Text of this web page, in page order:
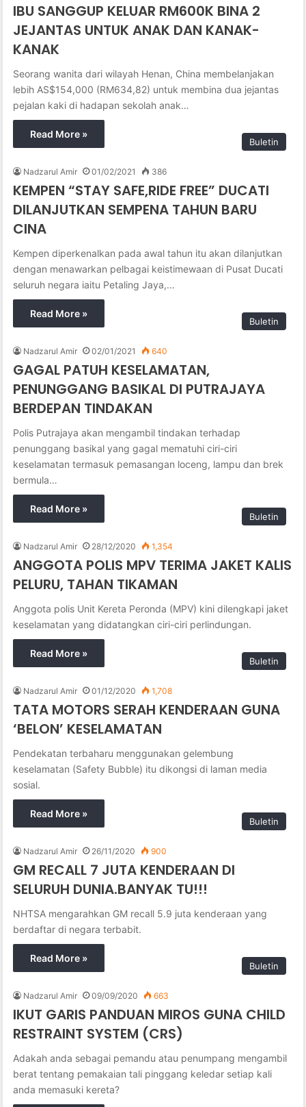
IBU SANGGUP KELUAR RM600K BINA 2
JEJANTAS UNTUK ANAK DAN KANAK-
KANAK
Seorang wanita dari wilayah Henan, China membelanjakan
lebih AS$154,000 (RM634,82) untuk membina dua jejantas
pejalan kaki di hadapan sekolah anak…
Read More »
Buletin
Nadzarul Amir 01/02/2021 386
KEMPEN “STAY SAFE,RIDE FREE” DUCATI
DILANJUTKAN SEMPENA TAHUN BARU
CINA
Kempen diperkenalkan pada awal tahun itu akan dilanjutkan
dengan menawarkan pelbagai keistimewaan di Pusat Ducati
seluruh negara iaitu Petaling Jaya,…
Read More »
Buletin
Nadzarul Amir 02/01/2021 640
GAGAL PATUH KESELAMATAN,
PENUNGGANG BASIKAL DI PUTRAJAYA
BERDEPAN TINDAKAN
Polis Putrajaya akan mengambil tindakan terhadap
penunggang basikal yang gagal mematuhi ciri-ciri
keselamatan termasuk pemasangan loceng, lampu dan brek
bermula…
Read More »
Buletin
Nadzarul Amir 28/12/2020 1,354
ANGGOTA POLIS MPV TERIMA JAKET KALIS
PELURU, TAHAN TIKAMAN
Anggota polis Unit Kereta Peronda (MPV) kini dilengkapi jaket
keselamatan yang didatangkan ciri-ciri perlindungan.
Read More »
Buletin
Nadzarul Amir 01/12/2020 1,708
TATA MOTORS SERAH KENDERAAN GUNA
‘BELON’ KESELAMATAN
Pendekatan terbaharu menggunakan gelembung
keselamatan (Safety Bubble) itu dikongsi di laman media
sosial.
Read More »
Buletin
Nadzarul Amir 26/11/2020 900
GM RECALL 7 JUTA KENDERAAN DI
SELURUH DUNIA.BANYAK TU!!!
NHTSA mengarahkan GM recall 5.9 juta kenderaan yang
berdaftar di negara terbabit.
Read More »
Buletin
Nadzarul Amir 09/09/2020 663
IKUT GARIS PANDUAN MIROS GUNA CHILD
RESTRAINT SYSTEM (CRS)
Adakah anda sebagai pemandu atau penumpang mengambil
berat tentang pemakaian tali pinggang keledar setiap kali
anda memasuki kereta?